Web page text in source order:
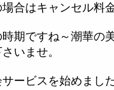
合はキャンセル料
時期ですね～潮華
いませ。
ービスを始めまし